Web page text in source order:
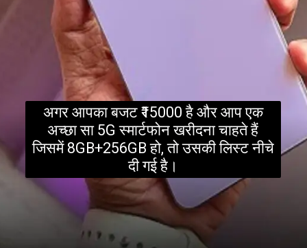
अगर आपका बजट ₹15000 है और आप एक
अच्छा सा 5G स्मार्टफोन खरीदना चाहते हैं
जिसमें 8GB+256GB हो, तो उसकी लिस्ट नीचे
दी गई है।